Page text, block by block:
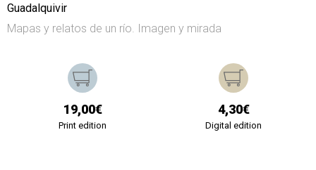
Guadalquivir
Mapas y relatos de un río. Imagen y mirada
19,00€
Print edition
4,30€
Digital edition